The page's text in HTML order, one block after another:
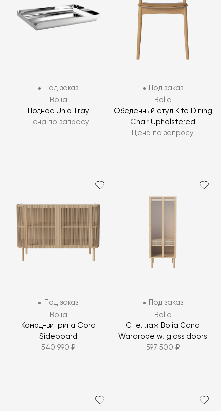
Под заказ
Bolia
Поднос Unio Tray
Цена по запросу
Под заказ
Bolia
Обеденный стул Kite Dining
Chair Upholstered
Цена по запросу
Под заказ
Bolia
Комод-витрина Cord
Sideboard
540 990 ₽
Под заказ
Bolia
Стеллаж Bolia Cana
Wardrobe w. glass doors
597 500 ₽